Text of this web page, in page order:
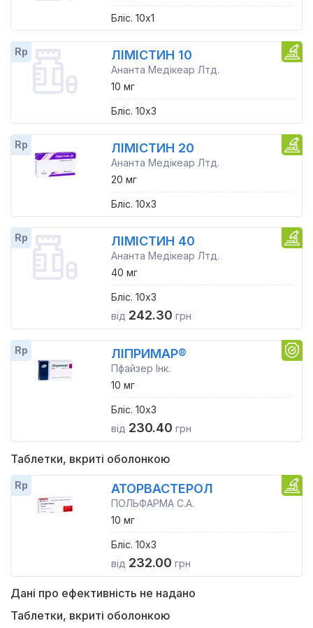
Бліс. 10x1
Rp ЛІМІСТИН 10
Ананта Медікеар Лтд.
10 мг
Бліс. 10x3
Rp ЛІМІСТИН 20
Ананта Медікеар Лтд.
20 мг
Бліс. 10x3
Rp ЛІМІСТИН 40
Ананта Медікеар Лтд.
40 мг
Бліс. 10x3
від 242.30 грн
Rp ЛІПРИМАР®
Пфайзер Інк.
10 мг
Бліс. 10x3
від 230.40 грн
Таблетки, вкриті оболонкою
Rp АТОРВАСТЕРОЛ
ПОЛЬФАРМА С.А.
10 мг
Бліс. 10x3
від 232.00 грн
Дані про ефективність не надано
Таблетки, вкриті оболонкою